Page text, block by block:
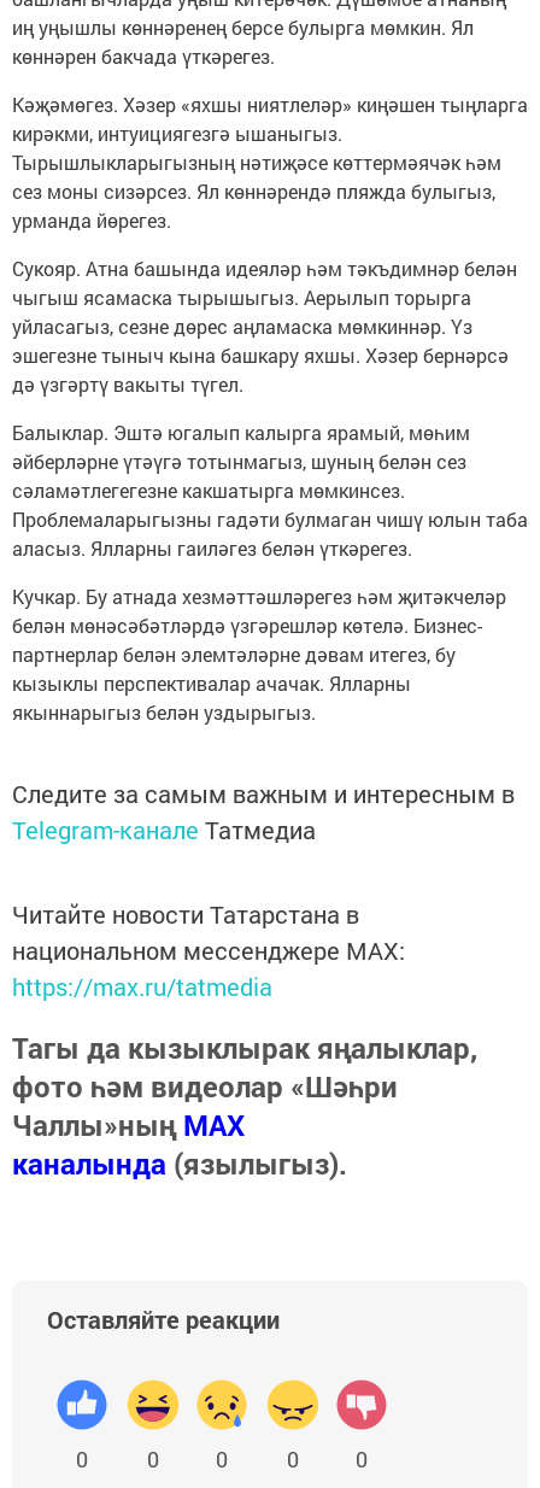
иң уңышлы көннәренең берсе булырга мөмкин. Ял
көннәрен бакчада үткәрегез.
Кәҗәмөгез. Хәзер «яхшы ниятлеләр» киңәшен тыңларга
кирәкми, интуициягезгә ышаныгыз.
Тырышлыкларыгызның нәтиҗәсе көттермәячәк һәм
сез моны сизәрсез. Ял көннәрендә пляжда булыгыз,
урманда йөрегез.
Сукояр. Атна башында идеяләр һәм тәкъдимнәр белән
чыгыш ясамаска тырышыгыз. Аерылып торырга
уйласагыз, сезне дөрес аңламаска мөмкиннәр. Үз
эшегезне тыныч кына башкару яхшы. Хәзер бернәрсә
дә үзгәртү вакыты түгел.
Балыклар. Эштә югалып калырга ярамый, мөһим
әйберләрне үтәүгә тотынмагыз, шуның белән сез
сәламәтлегегезне какшатырга мөмкинсез.
Проблемаларыгызны гадәти булмаган чишү юлын таба
аласыз. Ялларны гаиләгез белән үткәрегез.
Кучкар. Бу атнада хезмәттәшләрегез һәм җитәкчеләр
белән мөнәсәбәтләрдә үзгәрешләр көтелә. Бизнес-
партнерлар белән элемтәләрне дәвам итегез, бу
кызыклы перспективалар ачачак. Ялларны
якыннарыгыз белән уздырыгыз.
Следите за самым важным и интересным в
Telegram-канале Татмедиа
Читайте новости Татарстана в
национальном мессенджере MАХ:
https://max.ru/tatmedia
Тагы да кызыклырак яңалыклар,
фото һәм видеолар «Шәһри
Чаллы»ныңMAX
каналында (язылыгыз).
Оставляйте реакции
0 0 0 0 0